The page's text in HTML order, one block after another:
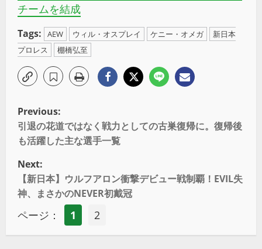
チームを結成
Tags: AEW ウィル・オスプレイ ケニー・オメガ
新日本
プロレス
棚橋弘至
Previous:
引退の花道ではなく戦力としての古巣復帰に。復帰後
も活躍した主な選手一覧
Next:
【新日本】ウルフアロン衝撃デビュー戦制覇！EVIL失
神、まさかのNEVER初戴冠
ページ： 1 2